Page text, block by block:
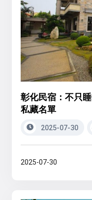
彰化民宿：不只
私藏名單
2025-07-30
2025-07-30